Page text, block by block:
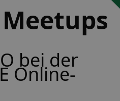
bei der
Online-